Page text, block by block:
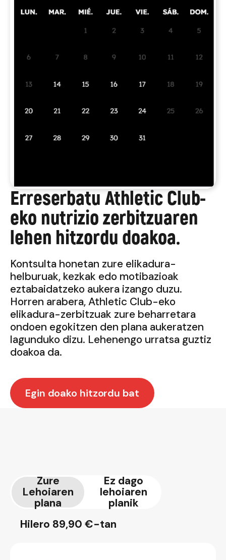
Erreserbatu Athletic Club-
eko nutrizio zerbitzuaren
lehen hitzordu doakoa.
Kontsulta honetan zure elikadura-
helburuak, kezkak edo motibazioak
eztabaidatzeko aukera izango duzu.
Horren arabera, Athletic Club-eko
elikadura-zerbitzuak zure beharretara
ondoen egokitzen den plana aukeratzen
lagunduko dizu. Lehenengo urratsa guztiz
doakoa da.
Egin doako hitzordu bat
Zure
Lehoiaren
plana
Ez dago
lehoiaren
planik
Hilero 89,90 €-tan
Doan hasi